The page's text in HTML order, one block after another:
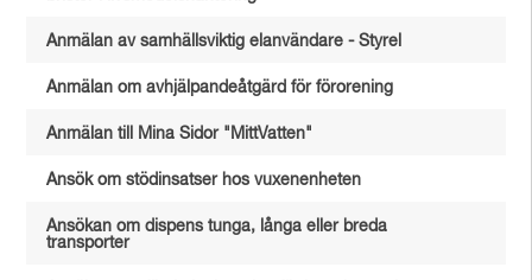
Anmälan av samhällsviktig elanvändare - Styrel
Anmälan om avhjälpandeåtgärd för förorening
Anmälan till Mina Sidor "MittVatten"
Ansök om stödinsatser hos vuxenenheten
Ansökan om dispens tunga, långa eller breda
transporter